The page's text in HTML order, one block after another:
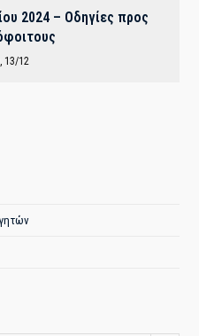
2024 – Οδηγίες προς
13/12